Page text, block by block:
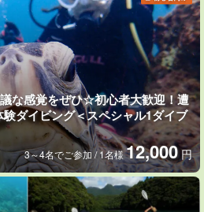
中撮影サービス
でいる様子や生き物などを静止画・
でプレゼントしております（なんと
マートフォンやSDカードへのコピ
各種SNS等でお送りします。
議な感覚をぜひ☆初心者大歓迎！遭
ダイビング＜スペシャル1ダイブ
3～4名でご参加 / 1名様12,000 円